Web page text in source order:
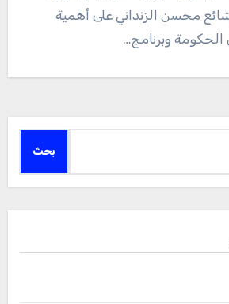
شائع محسن الزنداني على أهمية
الحكومة وبرنامج…